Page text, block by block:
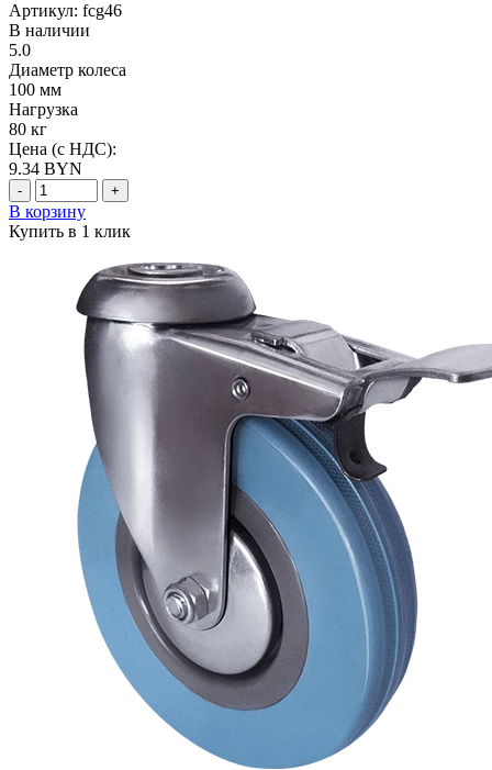
Артикул: fcg46
В наличии
5.0
Диаметр колеса
100 мм
Нагрузка
80 кг
Цена (с НДС):
9.34 BYN
- +
В корзину
Купить в 1 клик